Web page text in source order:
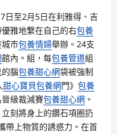
日至2月5日在利雅得、吉
雅地繫在自己的右包養
市包養情婦舉辦。24支
館內。組，每包養管道組
腦包養甜心網袋被強制
甜心寶貝包養網門》 包養
級裁減賽包養甜心網 。
刻將身上的鑽石項圈扔
帶上物質的誘惑力。在首